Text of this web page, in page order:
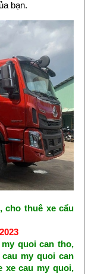
bạn.
cho thuê xe cẩu
quoi can tho,
my quoi can
xe cau my quoi,